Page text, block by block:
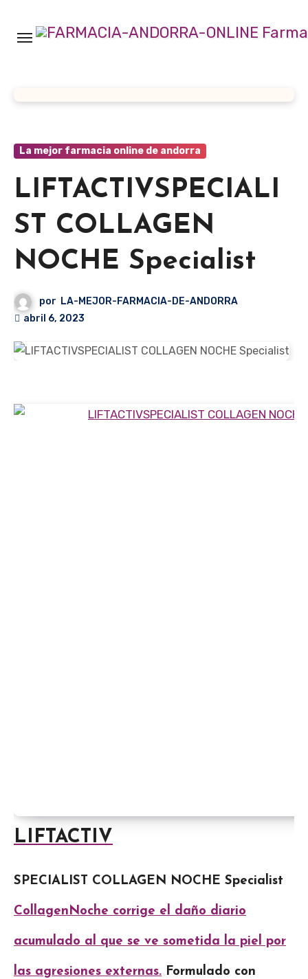
contenido
La mejor farmacia online de andorra
LIFTACTIVSPECIALI
ST COLLAGEN
NOCHE Specialist
por LA-MEJOR-FARMACIA-DE-ANDORRA
abril 6, 2023
LIFTACTIV
SPECIALIST COLLAGEN NOCHE Specialist
CollagenNoche corrige el daño diario
acumulado al que se ve sometida la piel por
las agresiones externas. Formulado con